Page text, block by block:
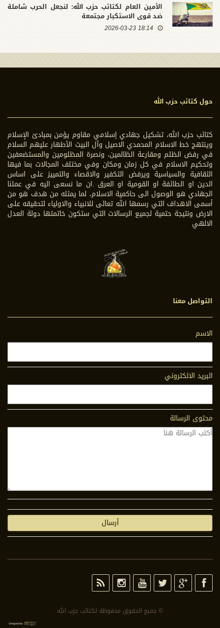
الأمين العام لكتائب حزب الله: لنجعل الحرب شاملة
ضد قوى الاستكبار مجتمعة
18:14 2026-03-23
حول كتائب حزب الله
كتائب حزب الله، تشكيل جهادي إسلامي مقاوم يؤمن بمبادئ الإسلام
وينتهج خط الاسلام المحمدي الاصيل وآل البيت الأطهار عليهم السلام
في رفض الظلم ومقارعة الظالمين، ونصرة المظلومين والمستضعفين
وتحكيم الاسلام في كل زمان ومكان وفي مختلف المجالات بما فيها
الثقافية والسياسية ويرفض التكفير والاقصاء والتمييز على اساس
الدين او الطائفة او القومية او العرق .ان ما نسعى اليه في عملنا
الجهادي هو الوصول الى حاكمية الاسلام، لما يمثله من هدف هو من
أسمى الاهداف التي رسمها الله تعالى للانبياء والاولياء لتحقيقه على
الارض ونتيجة حتمية لجميع الرسالات التي ستكون خاتمتها دولة العدل
الالهي
التواصل معنا
الاسم
البريد الالكتروني
محتوى الرسالة
© جمیع الحقوق محفوظة لكتائب حزب الله